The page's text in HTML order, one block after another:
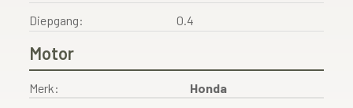
Diepgang:
0.4
Motor
Merk:
Honda